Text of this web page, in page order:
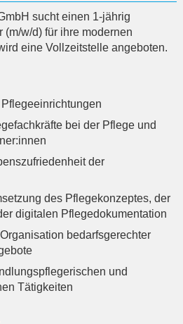
sucht einen 1-jährig
w/d) für ihre modernen
eine Vollzeitstelle angeboten.
bei der Pflege und
der
des Pflegekonzeptes, der
digitalen Pflegedokumentation
bedarfsgerechter
und
Tätigkeiten